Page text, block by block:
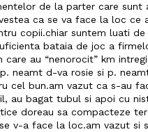
de la parter care sunt
ca se va face la loc ce
copii.chiar suntem luati de
bataia de joc a
care au “nenorocit” km
neamt d-va rosie si p.
cel bun.am vazut ca s-au
au bagat tubul si apoi cu
doreau sa compacteze
v-a face la loc.am vazut si